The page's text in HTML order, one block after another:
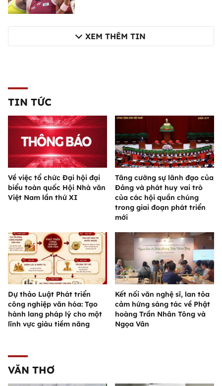
XEM THÊM TIN
TIN TỨC
Về việc tổ chức Đại hội đại
biểu toàn quốc Hội Nhà văn
Việt Nam lần thứ XI
Tăng cường sự lãnh đạo của
Đảng và phát huy vai trò
của các hội quần chúng
trong giai đoạn phát triển
mới
Dự thảo Luật Phát triển
công nghiệp văn hóa: Tạo
hành lang pháp lý cho một
lĩnh vực giàu tiềm năng
Kết nối văn nghệ sĩ, lan tỏa
cảm hứng sáng tác về Phật
hoàng Trần Nhân Tông và
Ngọa Vân
VĂN THƠ